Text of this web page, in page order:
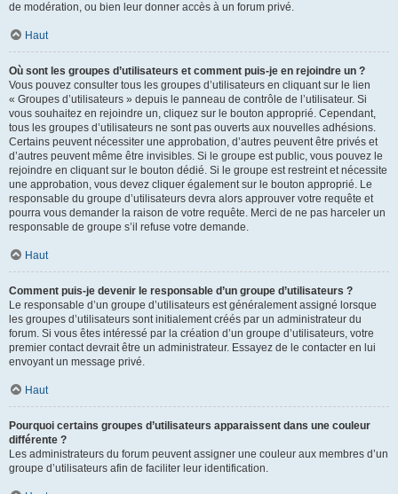
de modération, ou bien leur donner accès à un forum privé.
Haut
Où sont les groupes d’utilisateurs et comment puis-je en rejoindre un ?
Vous pouvez consulter tous les groupes d’utilisateurs en cliquant sur le lien
« Groupes d’utilisateurs » depuis le panneau de contrôle de l’utilisateur. Si
vous souhaitez en rejoindre un, cliquez sur le bouton approprié. Cependant,
tous les groupes d’utilisateurs ne sont pas ouverts aux nouvelles adhésions.
Certains peuvent nécessiter une approbation, d’autres peuvent être privés et
d’autres peuvent même être invisibles. Si le groupe est public, vous pouvez le
rejoindre en cliquant sur le bouton dédié. Si le groupe est restreint et nécessite
une approbation, vous devez cliquer également sur le bouton approprié. Le
responsable du groupe d’utilisateurs devra alors approuver votre requête et
pourra vous demander la raison de votre requête. Merci de ne pas harceler un
responsable de groupe s’il refuse votre demande.
Haut
Comment puis-je devenir le responsable d’un groupe d’utilisateurs ?
Le responsable d’un groupe d’utilisateurs est généralement assigné lorsque
les groupes d’utilisateurs sont initialement créés par un administrateur du
forum. Si vous êtes intéressé par la création d’un groupe d’utilisateurs, votre
premier contact devrait être un administrateur. Essayez de le contacter en lui
envoyant un message privé.
Haut
Pourquoi certains groupes d’utilisateurs apparaissent dans une couleur
différente ?
Les administrateurs du forum peuvent assigner une couleur aux membres d’un
groupe d’utilisateurs afin de faciliter leur identification.